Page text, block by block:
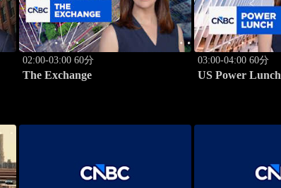
02:00-03:00 60分
The Exchange
03:00-04:00 60分
US Power Lunch